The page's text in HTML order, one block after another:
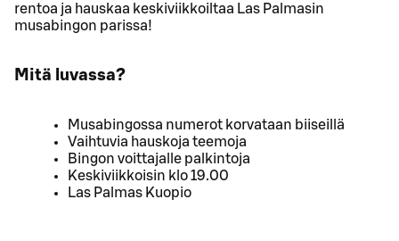
rentoa ja hauskaa keskiviikkoiltaa Las Palmasin
musabingon parissa!
Mitä luvassa?
Musabingossa numerot korvataan biiseillä
Vaihtuvia hauskoja teemoja
Bingon voittajalle palkintoja
Keskiviikkoisin klo 19.00
Las Palmas Kuopio